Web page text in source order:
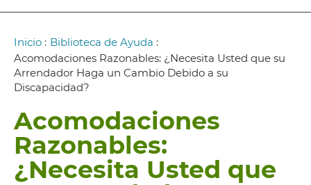
Ruta
de
navegación
Inicio : Biblioteca de Ayuda :
Acomodaciones Razonables: ¿Necesita Usted que su
Arrendador Haga un Cambio Debido a su
Discapacidad?
Acomodaciones
Razonables:
¿Necesita Usted que